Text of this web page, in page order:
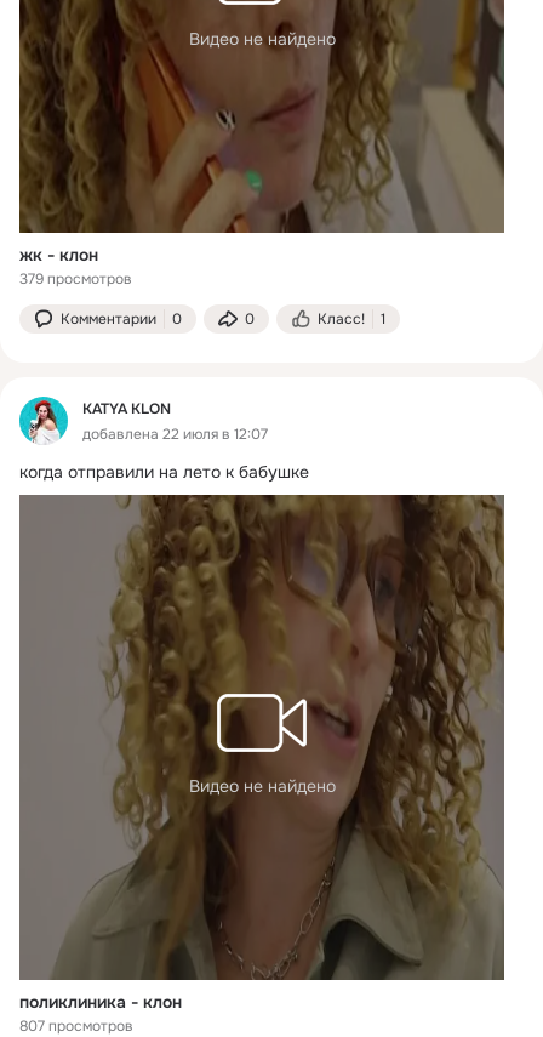
Видео не найдено
жк - клон
379 просмотров
Комментарии 0 0 Класс! 1
KATYA KLON
добавлена 22 июля в 12:07
когда отправили на лето к бабушке
Видео не найдено
поликлиника - клон
807 просмотров